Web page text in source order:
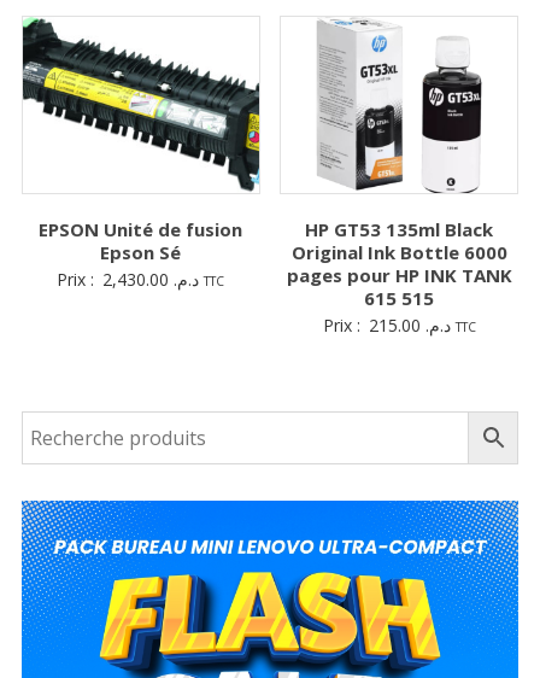
EPSON Unité de fusion
Epson Sé
Prix : د.م. TTC
HP GT53 135ml Black
Original Ink Bottle 6000
pages pour HP INK TANK
615 515
Prix : د.م. TTC